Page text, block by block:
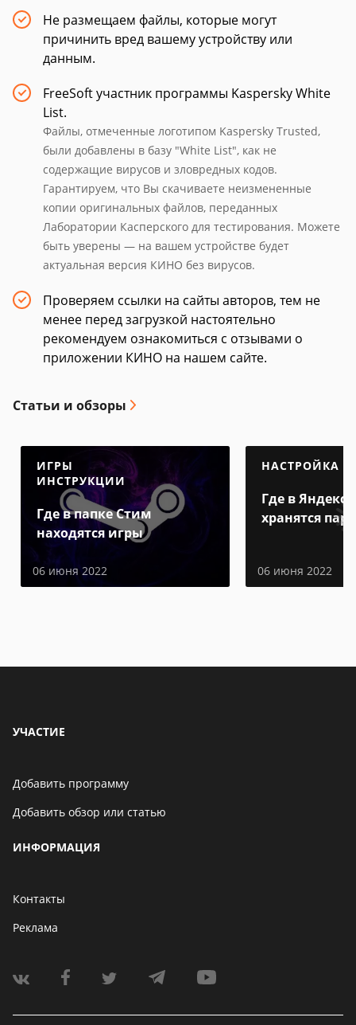
Не размещаем файлы, которые могут
причинить вред вашему устройству или
данным.
FreeSoft участник программы Kaspersky White
List.
Файлы, отмеченные логотипом Kaspersky Trusted,
были добавлены в базу "White List", как не
содержащие вирусов и зловредных кодов.
Гарантируем, что Вы скачиваете неизмененные
копии оригинальных файлов, переданных
Лаборатории Касперского для тестирования. Можете
быть уверены — на вашем устройстве будет
актуальная версия КИНО без вирусов.
Проверяем ссылки на сайты авторов, тем не
менее перед загрузкой настоятельно
рекомендуем ознакомиться с отзывами о
приложении КИНО на нашем сайте.
Статьи и обзоры
ИГРЫ
ИНСТРУКЦИИ
Где в папке Стим
находятся игры
06 июня 2022
НАСТРОЙКА
Где в Яндекс
хранятся
06 июня 2022
УЧАСТИЕ
Добавить программу
Добавить обзор или статью
ИНФОРМАЦИЯ
Контакты
Реклама